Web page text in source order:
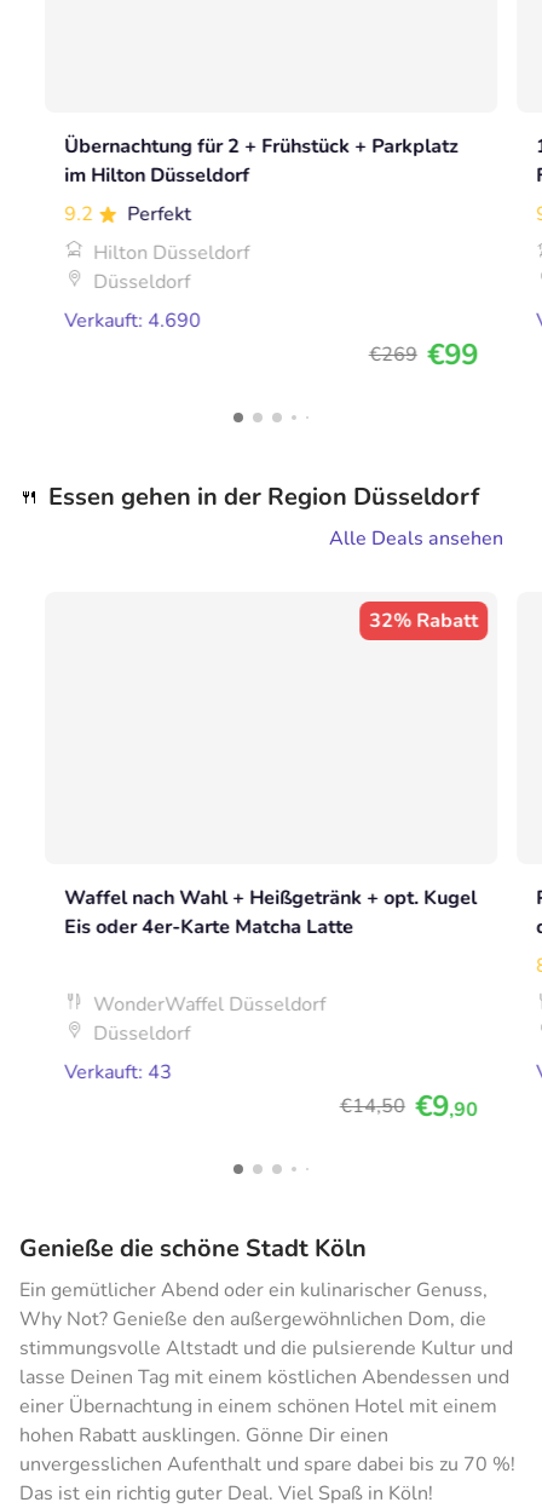
Übernachtung für 2 + Frühstück + Parkplatz
im Hilton Düsseldorf
9.2
Perfekt
Hilton Düsseldorf
Düsseldorf
Verkauft: 4.690
€269 €99
🍴 Essen gehen in der Region Düsseldorf
Alle Deals ansehen
32% Rabatt
Waffel nach Wahl + Heißgetränk + opt. Kugel
Eis oder 4er-Karte Matcha Latte
WonderWaffel Düsseldorf
Düsseldorf
Verkauft: 43
€14,50 €9,90
Genieße die schöne Stadt Köln
Ein gemütlicher Abend oder ein kulinarischer Genuss,
Why Not? Genieße den außergewöhnlichen Dom, die
stimmungsvolle Altstadt und die pulsierende Kultur und
lasse Deinen Tag mit einem köstlichen Abendessen und
einer Übernachtung in einem schönen Hotel mit einem
hohen Rabatt ausklingen. Gönne Dir einen
unvergesslichen Aufenthalt und spare dabei bis zu 70 %!
Das ist ein richtig guter Deal. Viel Spaß in Köln!